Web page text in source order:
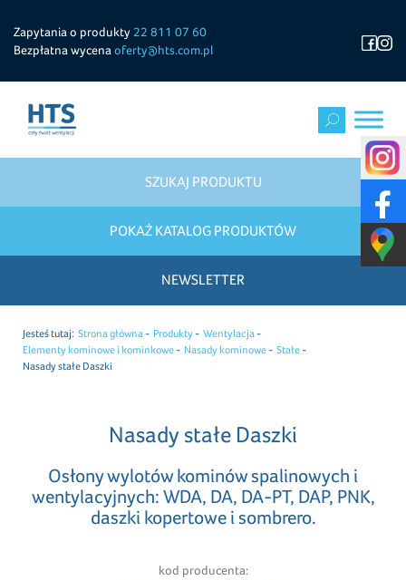
Zapytania o produkty 22 811 07 60
Bezpłatna wycena oferty@hts.com.pl
SZUKAJ PRODUKTU
POKAŻ KATALOG PRODUKTÓW
NEWSLETTER
Jesteś tutaj: Strona główna Produkty
Wentylacja
Elementy kominowe i kominkowe
Nasady kominowe
Stałe
Nasady stałe Daszki
Nasady stałe Daszki
Osłony wylotów kominów spalinowych i
wentylacyjnych: WDA, DA, DA-PT, DAP, PNK,
daszki kopertowe i sombrero.
kod producenta: